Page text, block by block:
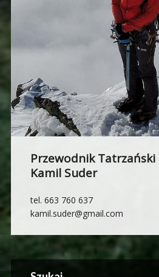
Przewodnik Tatrzański
Kamil Suder
tel. 663 760 637
kamil.suder@gmail.com